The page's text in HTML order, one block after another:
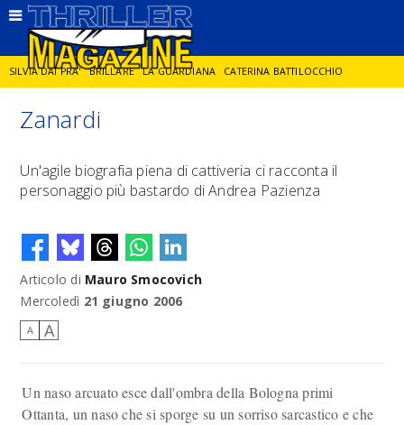
SILVIA DAI PRA' BRILLARE LA GUARDIANA CATERINA BATTILOCCHIO
JORGE DIAZ LA SPIA
DIEGO ZANDEL GLI ANNI DI PIETRA
Zanardi
Un'agile biografia piena di cattiveria ci racconta il
personaggio più bastardo di Andrea Pazienza
Articolo di Mauro Smocovich
Mercoledì 21 giugno 2006
A A
Un naso arcuato esce dall'ombra della Bologna primi
Ottanta, un naso che si sporge su un sorriso sarcastico e che